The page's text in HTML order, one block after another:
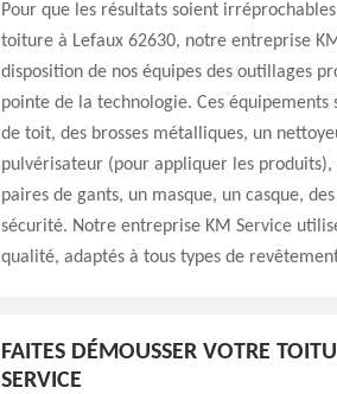
Pour que les résultats soient
toiture à Lefaux 62630, notre entreprise
disposition de nos équipes des outillages
pointe de la technologie. Ces équipements
de toit, des brosses métalliques, un
pulvérisateur (pour appliquer les
paires de gants, un masque, un casque,
sécurité. Notre entreprise KM Service
qualité, adaptés à tous types de
FAITES DÉMOUSSER VOTRE
SERVICE